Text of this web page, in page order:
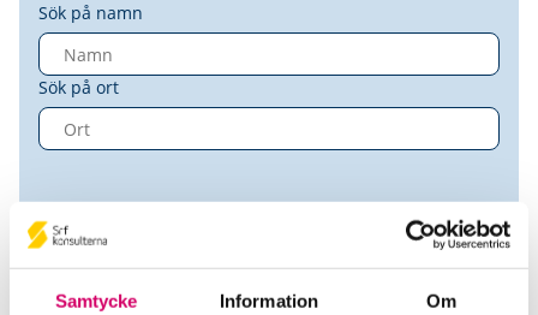
Samtycke Information Om
Sök på namn
Sök på ort